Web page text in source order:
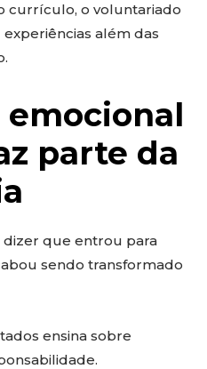
currículo, o voluntariado
além das
parte da
que entrou para
sendo transformado
ensina sobre